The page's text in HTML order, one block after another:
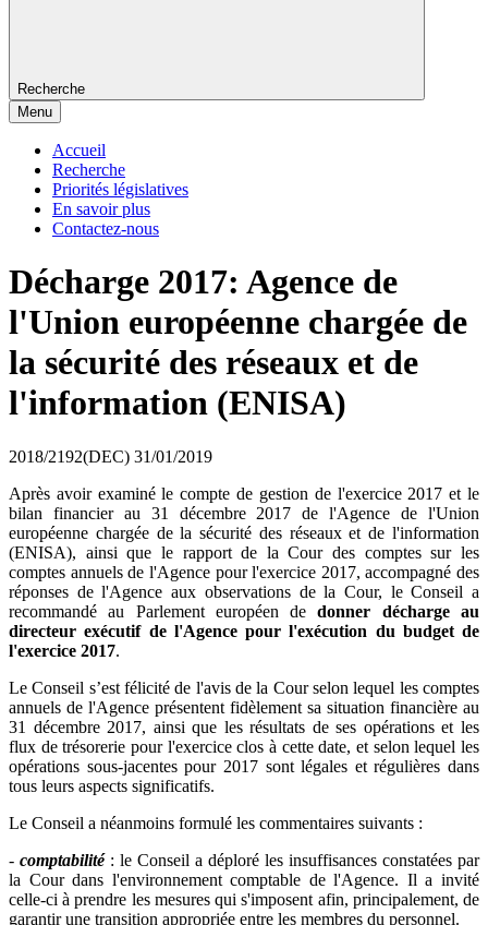
Recherche
Menu
Accueil
Recherche
Priorités législatives
En savoir plus
Contactez-nous
Décharge 2017: Agence de
l'Union européenne chargée de
la sécurité des réseaux et de
l'information (ENISA)
2018/2192(DEC) 31/01/2019
Après avoir examiné le compte de gestion de l'exercice 2017 et le
bilan financier au 31 décembre 2017 de l'Agence de l'Union
européenne chargée de la sécurité des réseaux et de l'information
(ENISA), ainsi que le rapport de la Cour des comptes sur les
comptes annuels de l'Agence pour l'exercice 2017, accompagné des
réponses de l'Agence aux observations de la Cour, le Conseil a
recommandé au Parlement européen dedonner décharge au
directeur exécutif de l'Agence pour l'exécution du budget de
l'exercice 2017.
Le Conseil s’est félicité de l'avis de la Cour selon lequel les comptes
annuels de l'Agence présentent fidèlement sa situation financière au
31 décembre 2017, ainsi que les résultats de ses opérations et les
flux de trésorerie pour l'exercice clos à cette date, et selon lequel les
opérations sous-jacentes pour 2017 sont légales et régulières dans
tous leurs aspects significatifs.
Le Conseil a néanmoins formulé les commentaires suivants :
- comptabilité: le Conseil a déploré les insuffisances constatées par
la Cour dans l'environnement comptable de l'Agence. Il a invité
celle-ci à prendre les mesures qui s'imposent afin, principalement, de
garantir une transition appropriée entre les membres du personnel.